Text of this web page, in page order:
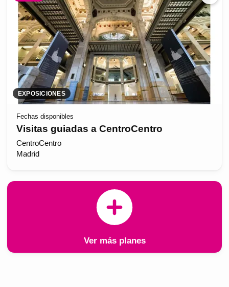
EXPOSICIONES
Fechas disponibles
Visitas guiadas a CentroCentro
CentroCentro
Madrid
Ver más planes